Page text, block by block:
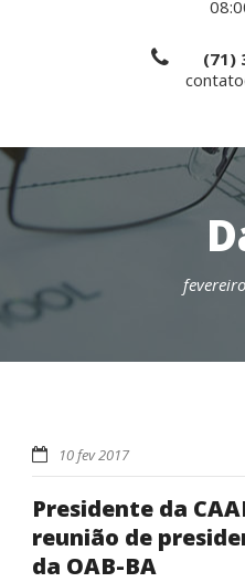
(71)
10 fev 2017
Presidente da
reunião de
da OAB-BA